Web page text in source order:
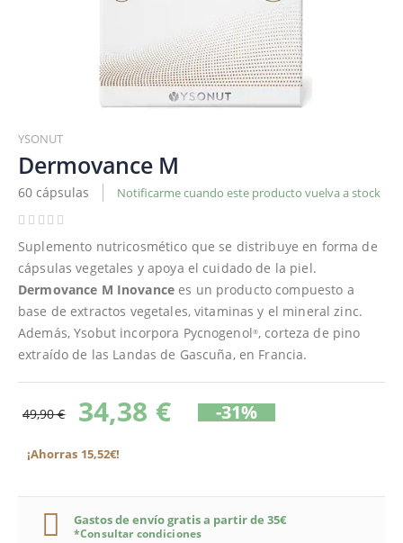
al
comienzo
de
la
galería
imágenes
YSONUT
Dermovance M
60 cápsulas Notificarme cuando este producto vuelva a stock
Suplemento nutricosmético que se distribuye en forma de
cápsulas vegetales y apoya el cuidado de la piel.
Dermovance M Inovancees un producto compuesto a
base de extractos vegetales, vitaminas y el mineral zinc.
Además, Ysobut incorpora Pycnogenol®, corteza de pino
extraído de las Landas de Gascuña, en Francia.
49,90 € 34,38 € -31%
¡Ahorras 15,52€!
Gastos de envío gratis a partir de 35€
*Consultar condiciones